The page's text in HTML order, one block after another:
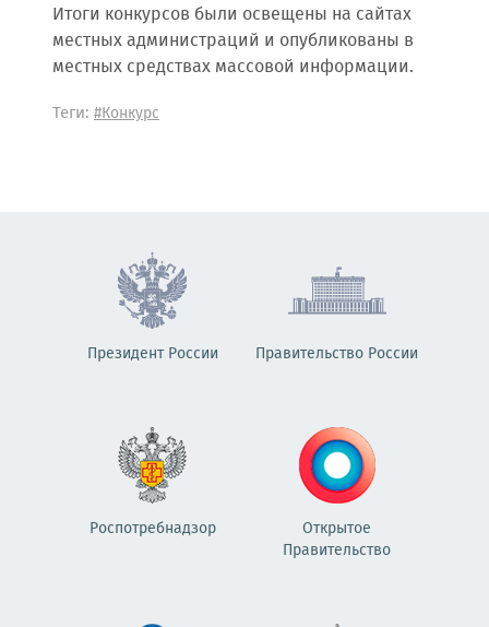
Итоги конкурсов были освещены на сайтах
местных администраций и опубликованы в
местных средствах массовой информации.
Теги: #Конкурс
Президент России Правительство России
Роспотребнадзор
Открытое
Правительство